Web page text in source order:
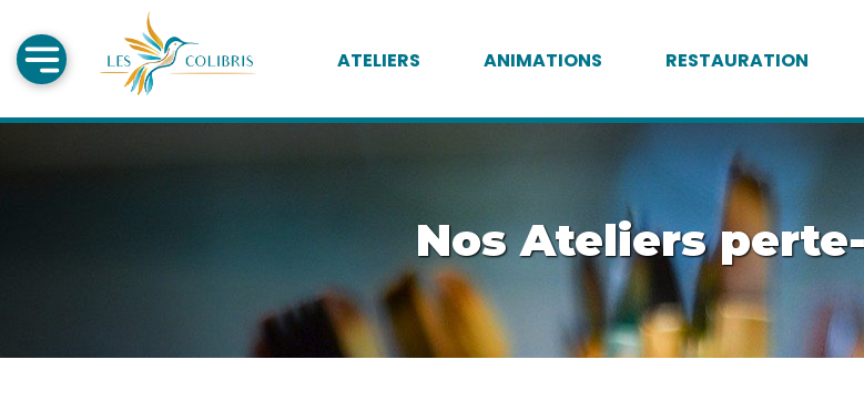
ATELIERS ANIMATIONS RESTAURATION
Nos Ateliers